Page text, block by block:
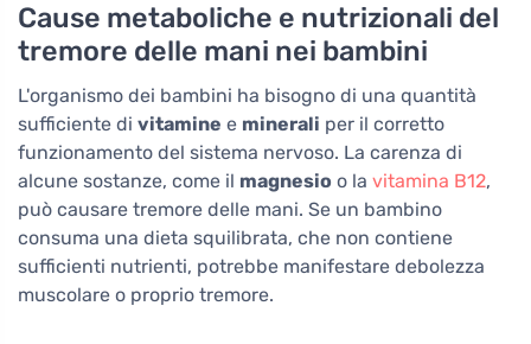
Cause metaboliche e nutrizionali del
tremore delle mani nei bambini
L'organismo dei bambini ha bisogno di una quantità
sufficiente di vitamine e minerali per il corretto
funzionamento del sistema nervoso. La carenza di
alcune sostanze, come il magnesio o la vitamina B12,
può causare tremore delle mani. Se un bambino
consuma una dieta squilibrata, che non contiene
sufficienti nutrienti, potrebbe manifestare debolezza
muscolare o proprio tremore.